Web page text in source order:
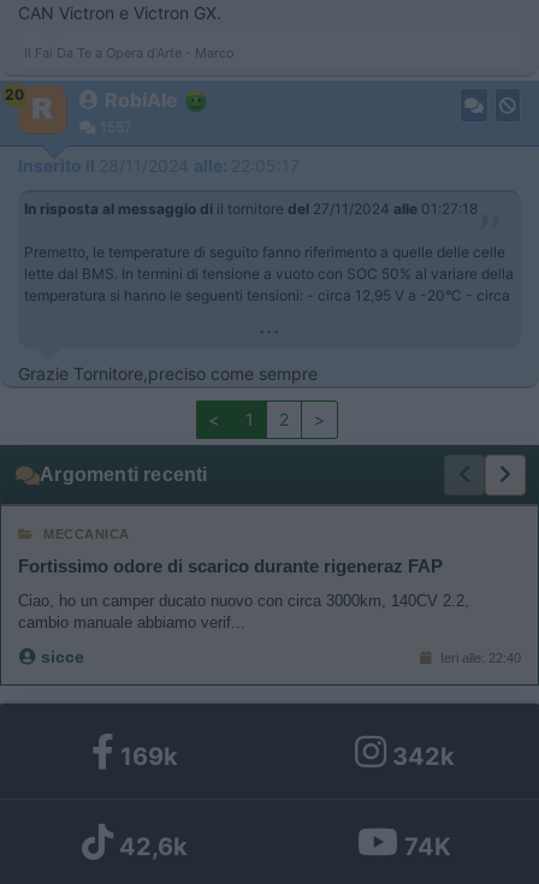
CAN Victron e Victron GX.
Il Fai Da Te a Opera d'Arte - Marco
20 RobiAle
1557
Inserito il 28/11/2024 alle: 22:05:17
In risposta al messaggio di il tornitore del 27/11/2024 alle 01:27:18
Premetto, le temperature di seguito fanno riferimento a quelle delle celle
lette dal BMS. In termini di tensione a vuoto con SOC 50% al variare della
temperatura si hanno le seguenti tensioni: - circa 12,95 V a -20°C - circa
...
Grazie Tornitore,preciso come sempre
< 1 2 >
Argomenti recenti
MECCANICA
Fortissimo odore di scarico durante rigeneraz FAP
Ciao, ho un camper ducato nuovo con circa 3000km, 140CV 2.2,
cambio manuale abbiamo verif...
sicce Ieri alle: 22:40
169k 342k
42,6k 74K